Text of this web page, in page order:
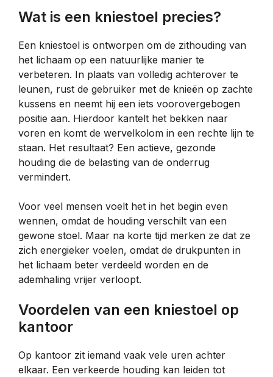
Wat is een kniestoel precies?
Een kniestoel is ontworpen om de zithouding van
het lichaam op een natuurlijke manier te
verbeteren. In plaats van volledig achterover te
leunen, rust de gebruiker met de knieën op zachte
kussens en neemt hij een iets voorovergebogen
positie aan. Hierdoor kantelt het bekken naar
voren en komt de wervelkolom in een rechte lijn te
staan. Het resultaat? Een actieve, gezonde
houding die de belasting van de onderrug
vermindert.
Voor veel mensen voelt het in het begin even
wennen, omdat de houding verschilt van een
gewone stoel. Maar na korte tijd merken ze dat ze
zich energieker voelen, omdat de drukpunten in
het lichaam beter verdeeld worden en de
ademhaling vrijer verloopt.
Voordelen van een kniestoel op
kantoor
Op kantoor zit iemand vaak vele uren achter
elkaar. Een verkeerde houding kan leiden tot